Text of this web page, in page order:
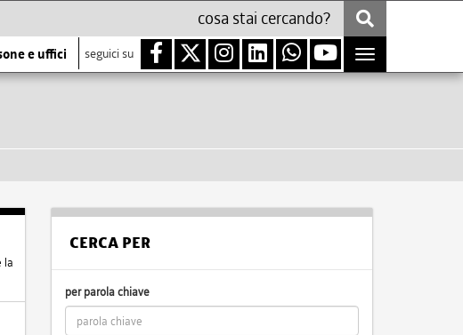
e uffici seguici su
Toggle
navigation
la
CERCA PER
per parola chiave